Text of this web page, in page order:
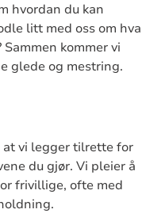
hvordan du kan
litt med oss om hva
kommer vi
glede og mestring.
vi legger tilrette for
du gjør. Vi pleier å
frivillige, ofte med